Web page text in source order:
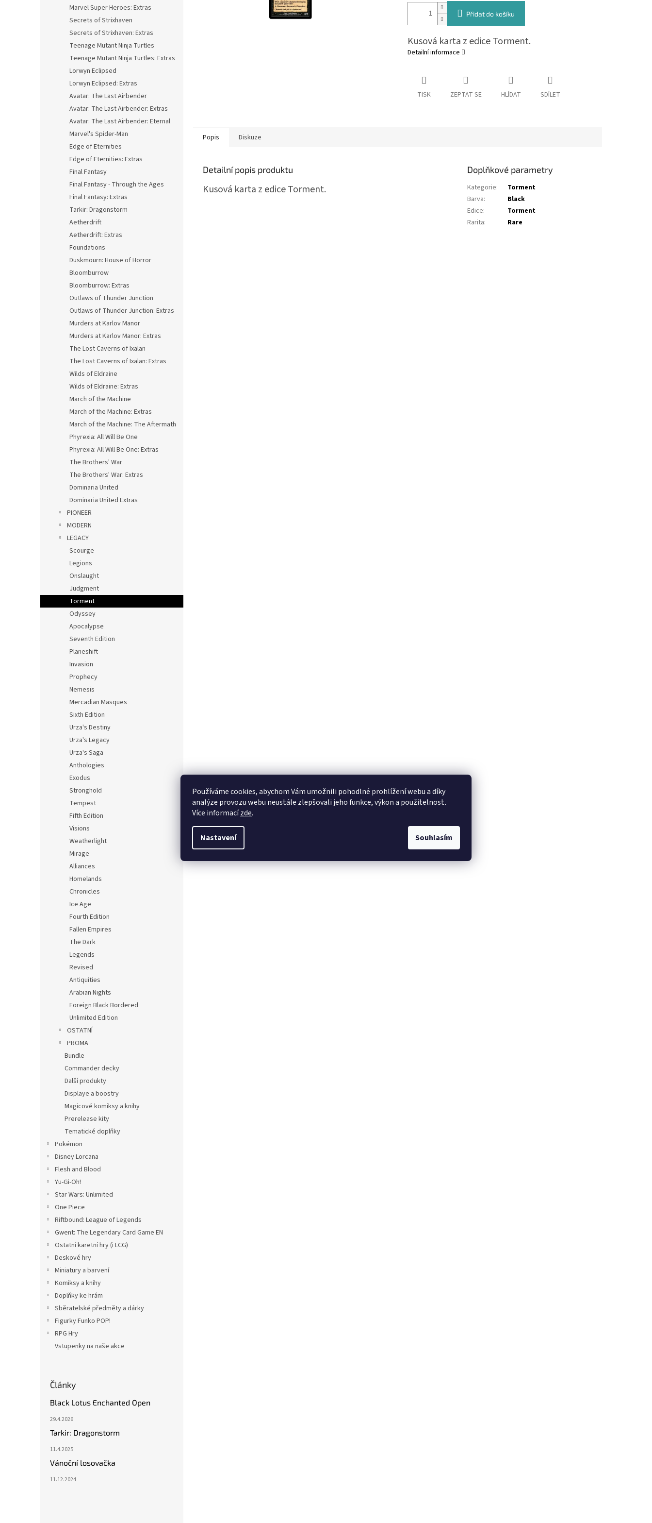
Používáme cookies, abychom Vám umožnili pohodlné prohlížení webu a díky
analýze provozu webu neustále zlepšovali jeho funkce, výkon a použitelnost.
Více informacízde.
Nastavení Souhlasím
Marvel Super Heroes: Extras
Secrets of Strixhaven
Secrets of Strixhaven: Extras
Teenage Mutant Ninja Turtles
Teenage Mutant Ninja Turtles: Extras
Lorwyn Eclipsed
Lorwyn Eclipsed: Extras
Avatar: The Last Airbender
Avatar: The Last Airbender: Extras
Avatar: The Last Airbender: Eternal
Marvel's Spider-Man
Edge of Eternities
Edge of Eternities: Extras
Final Fantasy
Final Fantasy - Through the Ages
Final Fantasy: Extras
Tarkir: Dragonstorm
Aetherdrift
Aetherdrift: Extras
Foundations
Duskmourn: House of Horror
Bloomburrow
Bloomburrow: Extras
Outlaws of Thunder Junction
Outlaws of Thunder Junction: Extras
Murders at Karlov Manor
Murders at Karlov Manor: Extras
The Lost Caverns of Ixalan
The Lost Caverns of Ixalan: Extras
Wilds of Eldraine
Wilds of Eldraine: Extras
March of the Machine
March of the Machine: Extras
March of the Machine: The Aftermath
Phyrexia: All Will Be One
Phyrexia: All Will Be One: Extras
The Brothers' War
The Brothers' War: Extras
Dominaria United
Dominaria United Extras
PIONEER
MODERN
LEGACY
Scourge
Legions
Onslaught
Judgment
Torment
Odyssey
Apocalypse
Seventh Edition
Planeshift
Invasion
Prophecy
Nemesis
Mercadian Masques
Sixth Edition
Urza's Destiny
Urza's Legacy
Urza's Saga
Anthologies
Exodus
Stronghold
Tempest
Fifth Edition
Visions
Weatherlight
Mirage
Alliances
Homelands
Chronicles
Ice Age
Fourth Edition
Fallen Empires
The Dark
Legends
Revised
Antiquities
Arabian Nights
Foreign Black Bordered
Unlimited Edition
OSTATNÍ
PROMA
Bundle
Commander decky
Další produkty
Displaye a boostry
Magicové komiksy a knihy
Prerelease kity
Tematické doplňky
Pokémon
Disney Lorcana
Flesh and Blood
Yu-Gi-Oh!
Star Wars: Unlimited
One Piece
Riftbound: League of Legends
Gwent: The Legendary Card Game EN
Ostatní karetní hry (i LCG)
Deskové hry
Miniatury a barvení
Komiksy a knihy
Doplňky ke hrám
Sběratelské předměty a dárky
Figurky Funko POP!
RPG Hry
Vstupenky na naše akce
Články
Black Lotus Enchanted Open
29.4.2026
Tarkir: Dragonstorm
11.4.2025
Vánoční losovačka
11.12.2024
Přidat do košíku
Kusová karta z edice Torment.
Detailní informace
TISK ZEPTAT SE HLÍDAT SDÍLET
Popis Diskuze
Detailní popis produktu
Kusová karta z edice Torment.
Doplňkové parametry
Kategorie:
Torment
Barva:
Black
Edice:
Torment
Rarita: Rare